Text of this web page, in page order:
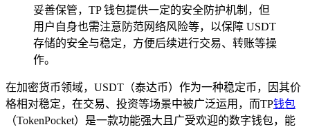
妥善保管，TP 钱包提供一定的安全防护机制，但
用户自身也需注意防范网络风险等，以保障 USDT
存储的安全与稳定，方便后续进行交易、转账等操
作。
在加密货币领域，USDT（泰达币）作为一种稳定币，因其价
格相对稳定，在交易、投资等场景中被广泛运用，而TP钱包
（TokenPocket）是一款功能强大且广受欢迎的数字钱包，能